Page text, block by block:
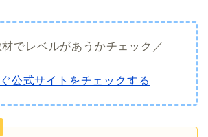
でレベルがあうかチェック／
公式サイトをチェックする